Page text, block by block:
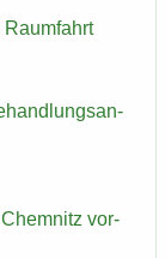
Chem­nitz vor­